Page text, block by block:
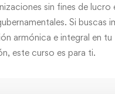
sin fines de lucro
Si buscas
armónica e integral en tu
este curso es para ti.